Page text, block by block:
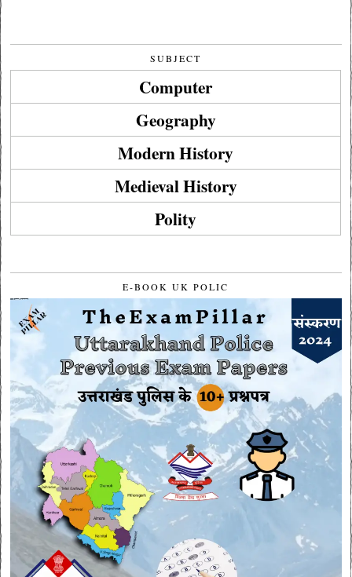
SUBJECT
Computer
Geography
Modern History
Medieval History
Polity
E-BOOK UK POLIC